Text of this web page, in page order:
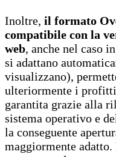
Inoltre, il formato
compatibile con la
web, anche nel caso
si adattano
visualizzano),
ulteriormente i
garantita grazie alla
sistema operativo e
la conseguente
maggiormente